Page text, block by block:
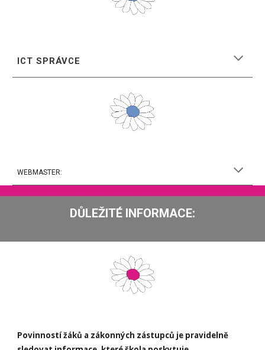
ICT SPRÁVCE
WEBMASTER:
DŮLEŽITÉ INFORMACE:
Povinností žáků a zákonných zástupců je pravidelně